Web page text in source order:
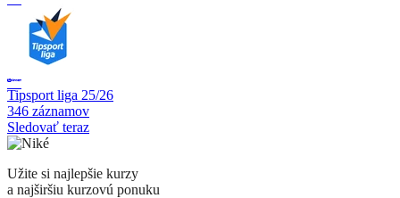
Tipsport liga 25/26
346 záznamov
Sledovať teraz
Užite si najlepšie kurzy
a najširšiu kurzovú ponuku